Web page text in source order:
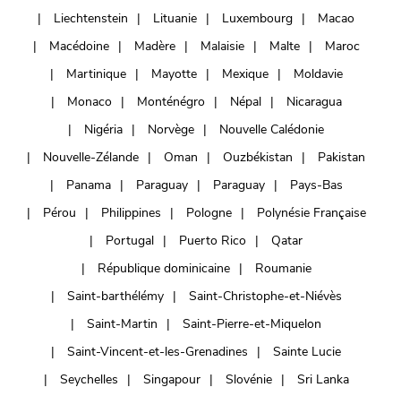
Liechtenstein
Lituanie Luxembourg
Macao
Macédoine
Madère Malaisie Malte
Maroc
Martinique
Mayotte Mexique
Moldavie
Monaco
Monténégro Népal
Nicaragua
Nigéria
Norvège
Nouvelle Calédonie
Nouvelle-Zélande
Oman Ouzbékistan
Pakistan
Panama
Paraguay Paraguay
Pays-Bas
Pérou
Philippines Pologne
Polynésie Française
Portugal
Puerto Rico
Qatar
République dominicaine
Roumanie
Saint-barthélémy
Saint-Christophe-et-Niévès
Saint-Martin
Saint-Pierre-et-Miquelon
Saint-Vincent-et-les-Grenadines
Sainte Lucie
Seychelles
Singapour Slovénie Sri Lanka